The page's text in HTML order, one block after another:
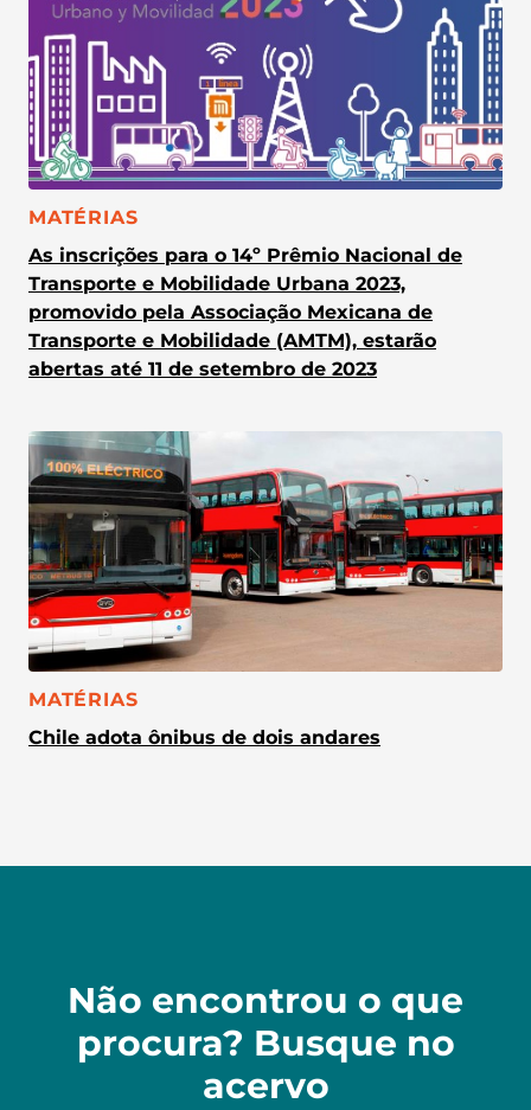
CATEGORIA:
MATÉRIAS
As inscrições para o 14º Prêmio Nacional de
Transporte e Mobilidade Urbana 2023,
promovido pela Associação Mexicana de
Transporte e Mobilidade (AMTM), estarão
abertas até 11 de setembro de 2023
CATEGORIA:
MATÉRIAS
Chile adota ônibus de dois andares
Não encontrou o que
procura? Busque no
acervo